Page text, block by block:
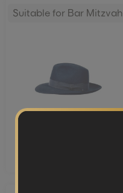
Suitable for Bar Mitzvah